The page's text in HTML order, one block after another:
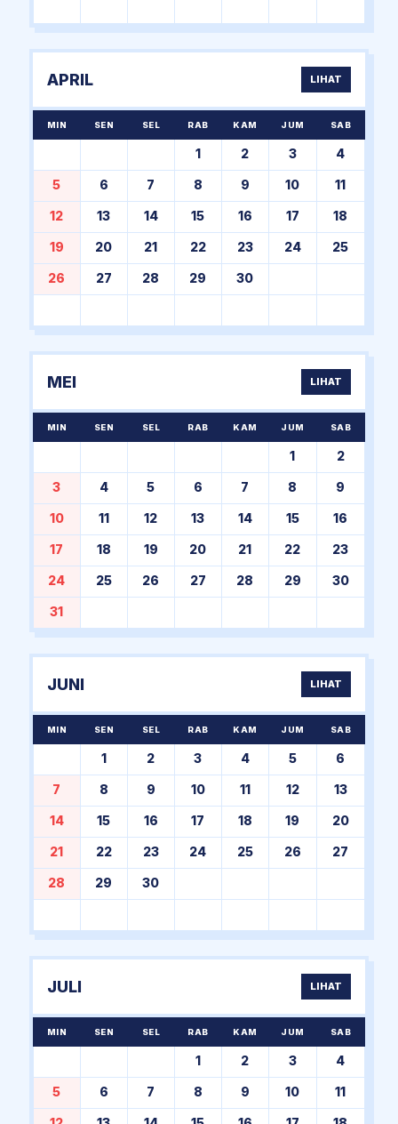
APRIL LIHAT
MIN SEN SEL RAB KAM JUM SAB
1 2 3 4
5 6 7 8 9 10 11
12 13 14 15 16 17 18
19 20 21 22 23 24 25
26 27 28 29 30
MEI LIHAT
MIN SEN SEL RAB KAM JUM SAB
1 2
3 4 5 6 7 8 9
10 11 12 13 14 15 16
17 18 19 20 21 22 23
24 25 26 27 28 29 30
31
JUNI LIHAT
MIN SEN SEL RAB KAM JUM SAB
1 2 3 4 5 6
7 8 9 10 11 12 13
14 15 16 17 18 19 20
21 22 23 24 25 26 27
28 29 30
JULI LIHAT
MIN SEN SEL RAB KAM JUM SAB
1 2 3 4
5 6 7 8 9 10 11